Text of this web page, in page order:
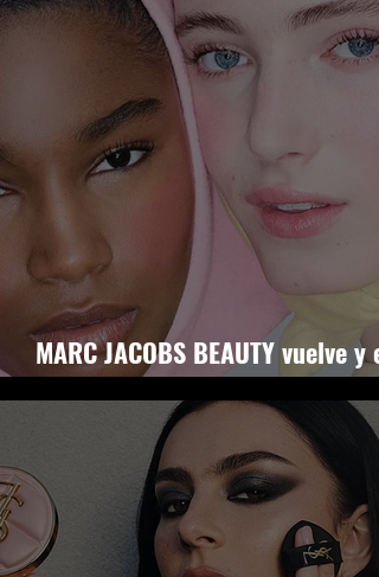
MARC JACOBS BEAUTY vuelve y el
hype es enorme